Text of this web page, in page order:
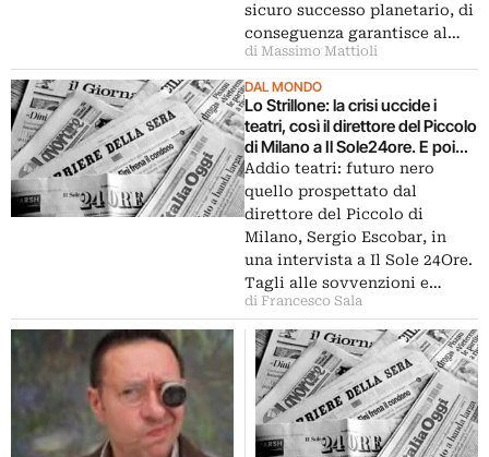
sicuro successo planetario, di
conseguenza garantisce al…
di Massimo Mattioli
DAL MONDO
Lo Strillone: la crisi uccide i
teatri, così il direttore del Piccolo
di Milano a Il Sole24ore. E poi
Rockwell, asta per Koons…
Addio teatri: futuro nero
quello prospettato dal
direttore del Piccolo di
Milano, Sergio Escobar, in
una intervista a Il Sole 24Ore.
Tagli alle sovvenzioni e…
di Francesco Sala